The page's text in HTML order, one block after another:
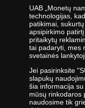
apsilankykite
Informuokite mane,
UAB „Monetų
technologijas,
patikimai,
apsipirkimo
pritaikytų
tai padaryti, mes
svetainės
Jei pasirinksite
slapukų
šia informacija
mūsų rinkodaros
naudosime tik